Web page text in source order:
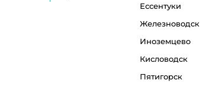
Ессентуки
Железноводск
Иноземцево
Кисловодск
Пятигорск